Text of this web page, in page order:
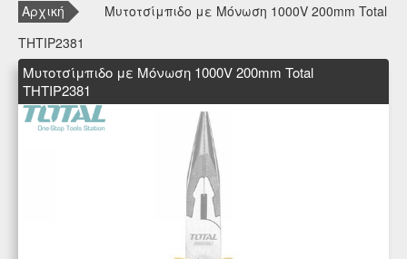
Αρχική
Μυτοτσίμπιδο με Μόνωση 1000V 200mm Total
THTIP2381
Μυτοτσίμπιδο με Μόνωση 1000V 200mm Total
THTIP2381